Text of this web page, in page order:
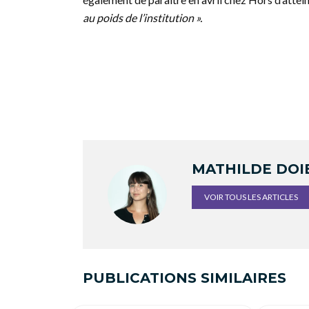
au poids de l’institution ».
MATHILDE
VOIR TOUS LES ARTICLES
PUBLICATIONS SIMILAIRES